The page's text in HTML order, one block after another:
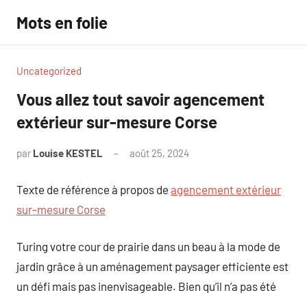
contenu
Mots en folie
Uncategorized
Vous allez tout savoir agencement
extérieur sur-mesure Corse
par Louise KESTEL août 25, 2024
Texte de référence à propos de agencement extérieur
sur-mesure Corse
Turing votre cour de prairie dans un beau à la mode de
jardin grâce à un aménagement paysager efficiente est
un défi mais pas inenvisageable. Bien qu’il n’a pas été